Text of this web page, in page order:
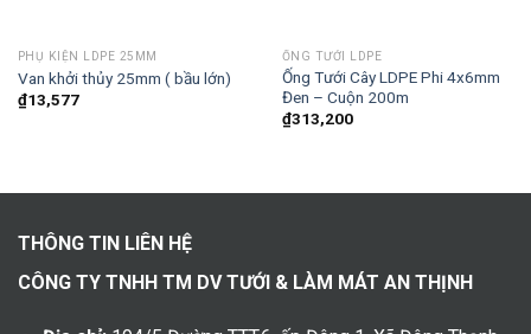
PHỤ KIỆN LDPE 25MM
Van khởi thủy 25mm ( bầu lớn)
₫13,577
ỐNG TƯỚI LDPE
Ống Tưới Cây LDPE Phi 4x6mm
Đen – Cuộn 200m
₫313,200
THÔNG TIN LIÊN HỆ
CÔNG TY TNHH TM DV TƯỚI & LÀM MÁT AN THỊNH